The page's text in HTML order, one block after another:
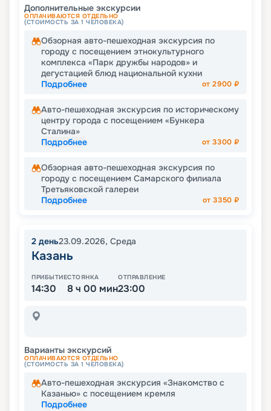
Дополнительные экскурсии
ОПЛАЧИВАЮТСЯ ОТДЕЛЬНО
(СТОИМОСТЬ ЗА 1 ЧЕЛОВЕКА)
Обзорная авто-пешеходная экскурсия по
городу с посещением этнокультурного
комплекса «Парк дружбы народов» и
дегустацией блюд национальной кухни
Подробнее
от2900 ₽
Авто-пешеходная экскурсия по историческому
центру города с посещением «Бункера
Сталина»
Подробнее
от3300 ₽
Обзорная авто-пешеходная экскурсия по
городу с посещением Самарского филиала
Третьяковской галереи
Подробнее
от3350 ₽
2 день23.09.2026, Среда
Казань
ПРИБЫТИЕ
14:30
СТОЯНКА
8 ч 00 мин
ОТПРАВЛЕНИЕ
23:00
Варианты экскурсий
ОПЛАЧИВАЮТСЯ ОТДЕЛЬНО
(СТОИМОСТЬ ЗА 1 ЧЕЛОВЕКА)
Авто-пешеходная экскурсия «Знакомство с
Казанью» с посещением кремля
Подробнее